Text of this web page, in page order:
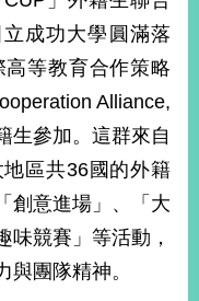
成功大學圓滿落
等教育合作策略
Alliance,
生參加。這群來自
區共36國的外籍
創意進場」、「大
味競賽」等活動，
團隊精神。